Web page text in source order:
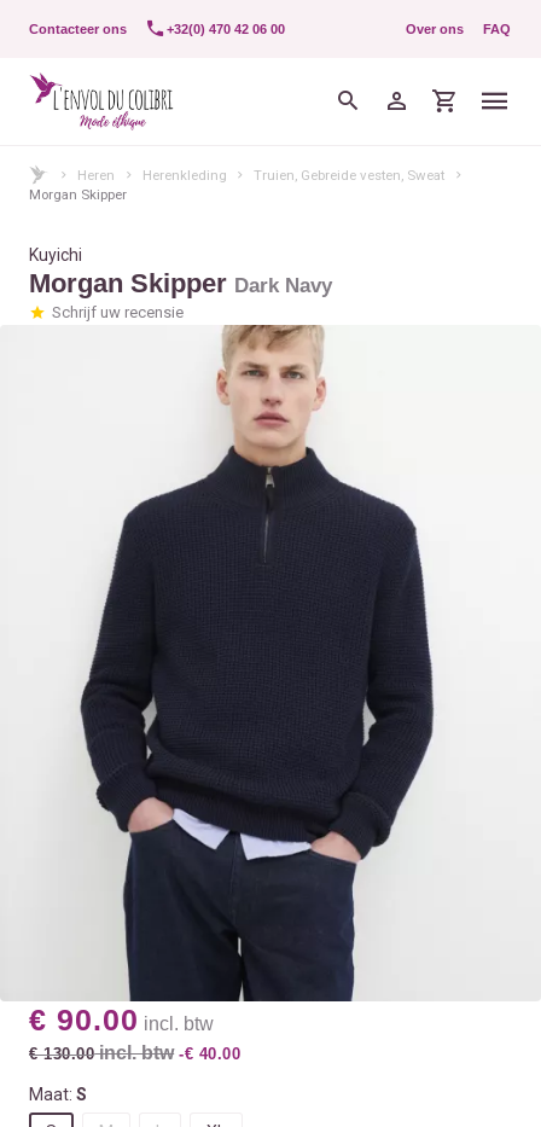
Contacteer ons +32(0) 470 42 06 00 Over ons FAQ
Heren Herenkleding
Truien, Gebreide vesten, Sweat
Morgan Skipper
Kuyichi
Morgan Skipper Dark Navy
Schrijf uw recensie
€ 90.00 incl. btw
€ 130.00incl. btw -€ 40.00
Maat: S